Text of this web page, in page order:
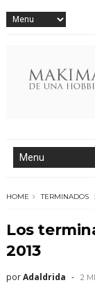
HOME TERMINADOS
Los
2013
porAdaldrida 2